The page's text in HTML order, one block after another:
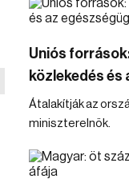
Uniós
közlekedés és
Átalakítják az
miniszterelnök.